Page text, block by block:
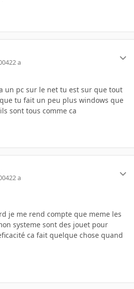
22 a
un pc sur le net tu est sur que tout
tu fait un peu plus windows que
sont tous comme ca
22 a
je me rend compte que meme les
systeme sont des jouet pour
ca fait quelque chose quand